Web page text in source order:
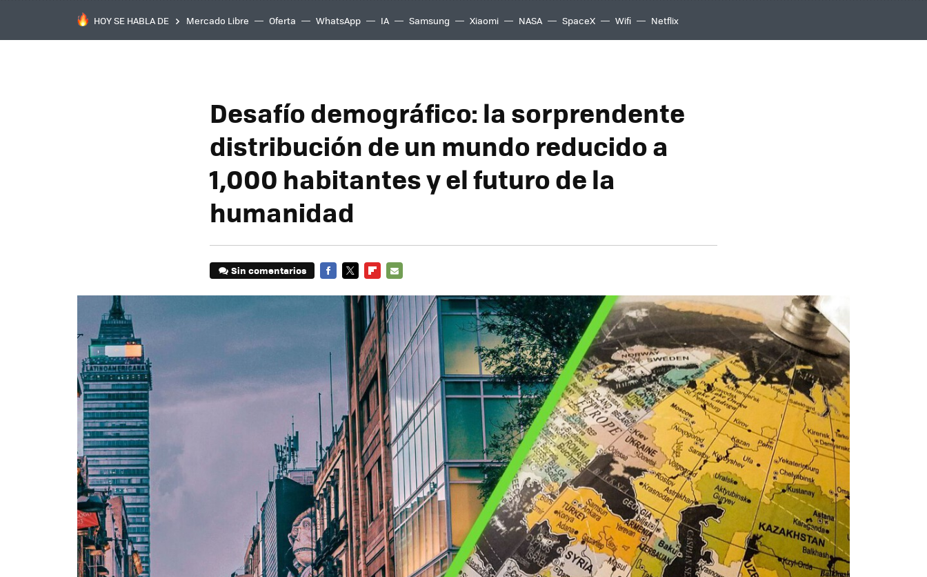
HOY SE HABLA DE Mercado Libre Oferta WhatsApp IA Samsung Xiaomi NASA SpaceX Wifi Netflix
Desafío demográfico: la sorprendente
distribución de un mundo reducido a
1,000 habitantes y el futuro de la
humanidad
Sin comentarios
MAIL